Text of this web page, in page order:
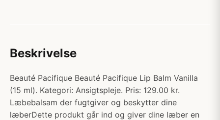
Beskrivelse
Beauté Pacifique Beauté Pacifique Lip Balm Vanilla
(15 ml). Kategori: Ansigtspleje. Pris: 129.00 kr.
Læbebalsam der fugtgiver og beskytter dine
læberDette produkt går ind og giver dine læber en